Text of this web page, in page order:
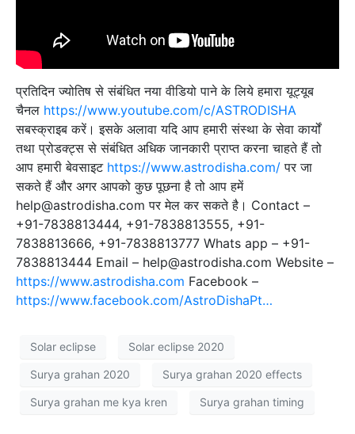
प्रतिदिन ज्योतिष से संबंधित नया वीडियो पाने के लिये हमारा यूट्यूब
चैनल https://www.youtube.com/c/ASTRODISHA
सबस्‍क्राइब करें। इसके अलावा यदि आप हमारी संस्था के सेवा कार्यों
तथा प्रोडक्ट्स से संबंधित अधिक जानकारी प्राप्‍त करना चाहते हैं तो
आप हमारी बेवसाइट https://www.astrodisha.com/ पर जा
सकते हैं और अगर आपको कुछ पूछना है तो आप हमें
help@astrodisha.com पर मेल कर सकते है। Contact –
+91-7838813444, +91-7838813555, +91-
7838813666, +91-7838813777 Whats app – +91-
7838813444 Email – help@astrodisha.com Website –
https://www.astrodisha.com Facebook –
https://www.facebook.com/AstroDishaPt…
Solar eclipse Solar eclipse 2020
Surya grahan 2020 Surya grahan 2020 effects
Surya grahan me kya kren Surya grahan timing